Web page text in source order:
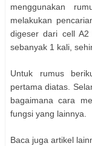
menggunakan
melakukan
digeser dari cell
sebanyak 1 kali,
Untuk rumus
pertama diatas.
bagaimana cara
fungsi yang lainnya.
Baca juga artikel